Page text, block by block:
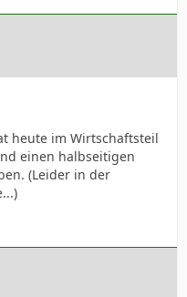
heute im Wirtschaftsteil
einen halbseitigen
(Leider in der